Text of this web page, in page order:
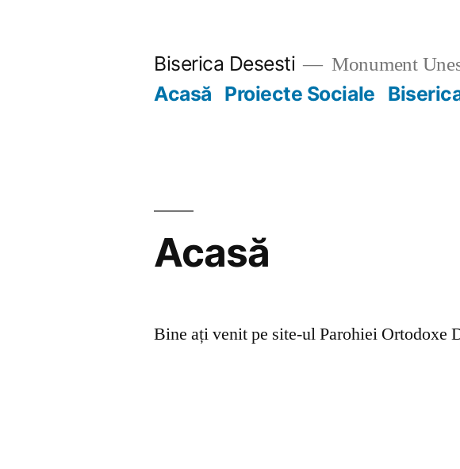
Biserica Desesti Monument
Acasă Proiecte Sociale
Acasă
Bine ați venit pe site-ul Parohiei Ortodoxe